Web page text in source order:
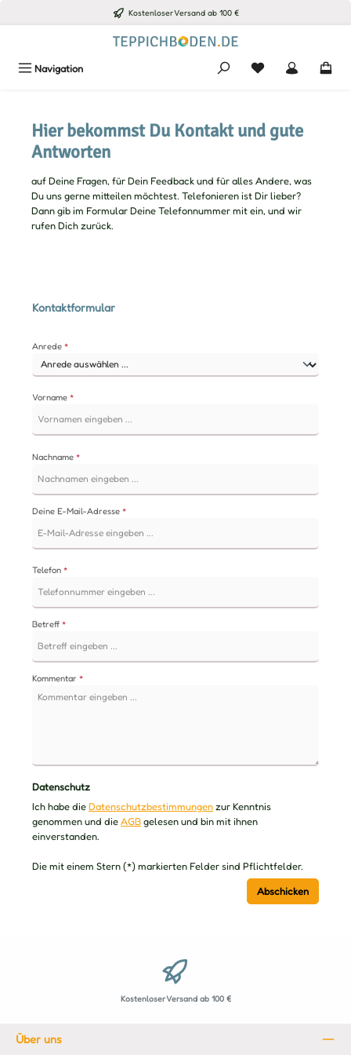
Zum Hauptinhalt springen Kostenloser Versand ab 100 €
Navigation Du hast 0
Hier bekommst Du Kontakt und gute
Antworten
auf Deine Fragen, für Dein Feedback und für alles Andere, was
Du uns gerne mitteilen möchtest. Telefonieren ist Dir lieber?
Dann gib im Formular Deine Telefonnummer mit ein, und wir
rufen Dich zurück.
Kontaktformular
Anrede *
Vorname *
Nachname *
Deine E-Mail-Adresse *
Telefon *
Betreff *
Kommentar *
Datenschutz
Ich habe die Datenschutzbestimmungen zur Kenntnis
genommen und die AGB gelesen und bin mit ihnen
einverstanden.
Die mit einem Stern (*) markierten Felder sind Pflichtfelder.
Abschicken
Kostenloser Versand ab 100 €
Über uns